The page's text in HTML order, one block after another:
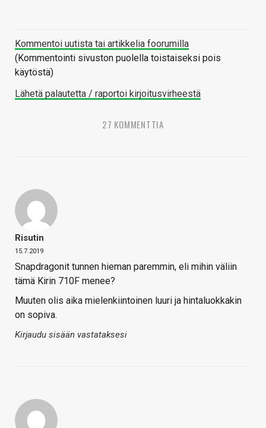
Kommentoi uutista tai artikkelia foorumilla
(Kommentointi sivuston puolella toistaiseksi pois
käytöstä)
Lähetä palautetta / raportoi kirjoitusvirheestä
27 KOMMENTTIA
Risutin
15.7.2019
Snapdragonit tunnen hieman paremmin, eli mihin väliin
tämä Kirin 710F menee?
Muuten olis aika mielenkiintoinen luuri ja hintaluokkakin
on sopiva.
Kirjaudu sisään vastataksesi